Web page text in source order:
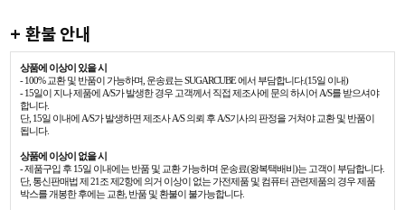
+ 환불 안내
상품에 이상이 있을 시
- 100% 교환 및 반품이 가능하며, 운송료는 SUGARCUBE 에서 부담합니다.(15일 이내)
- 15일이 지나 제품에 A/S가 발생한 경우 고객께서 직접 제조사에 문의 하시어 A/S를 받으셔야
합니다.
단, 15일 이내에 A/S가 발생하면 제조사 A/S 의뢰 후 A/S기사의 판정을 거쳐야 교환 및 반품이
됩니다.
상품에 이상이 없을 시
- 제품구입 후 15일 이내에는 반품 및 교환 가능하며 운송료(왕복택배비)는 고객이 부담합니다.
단, 통신판매법 제 21조 제2항에 의거 이상이 없는 가전제품 및 컴퓨터 관련제품의 경우 제품
박스를 개봉한 후에는 교환, 반품 및 환불이 불가능합니다.